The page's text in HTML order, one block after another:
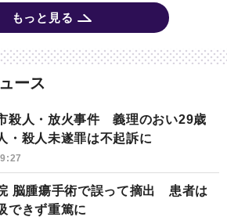
もっと見る
ース
殺人・放火事件 義理のおい29歳
殺人未遂罪は不起訴に
脳腫瘍手術で誤って摘出 患者は
できず重篤に